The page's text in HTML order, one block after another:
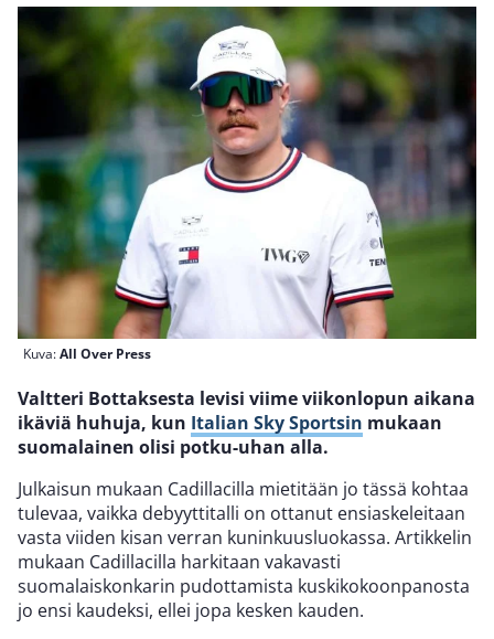
Kuva:All Over Press
Valtteri Bottaksesta levisi viime viikonlopun aikana
ikäviä huhuja, kun Italian Sky Sportsin mukaan
suomalainen olisi potku-uhan alla.
Julkaisun mukaan Cadillacilla mietitään jo tässä kohtaa
tulevaa, vaikka debyyttitalli on ottanut ensiaskeleitaan
vasta viiden kisan verran kuninkuusluokassa. Artikkelin
mukaan Cadillacilla harkitaan vakavasti
suomalaiskonkarin pudottamista kuskikokoonpanosta
jo ensi kaudeksi, ellei jopa kesken kauden.